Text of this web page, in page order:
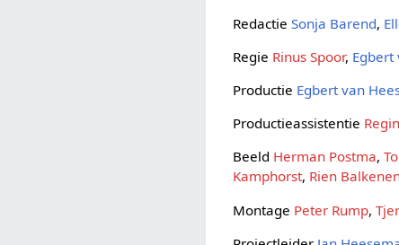
RedactieSonja Barend,
Regie Rinus Spoor, Egbert
Productie Egbert van
Productieassistentie
Beeld Herman Postma,
Kamphorst, Rien
Montage Peter Rump,